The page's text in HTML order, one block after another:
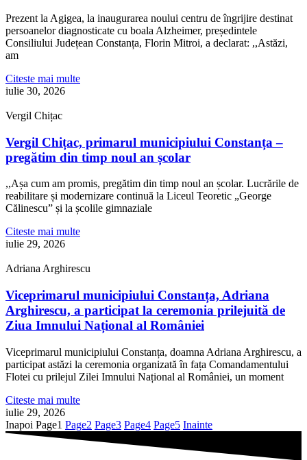
Prezent la Agigea, la inaugurarea noului centru de îngrijire destinat
persoanelor diagnosticate cu boala Alzheimer, președintele
Consiliului Județean Constanța, Florin Mitroi, a declarat: ,,Astăzi,
am
Citeste mai multe
iulie 30, 2026
Vergil Chițac
Vergil Chițac, primarul municipiului Constanța –
pregătim din timp noul an școlar
,,Așa cum am promis, pregătim din timp noul an școlar. Lucrările de
reabilitare și modernizare continuă la Liceul Teoretic „George
Călinescu” și la școlile gimnaziale
Citeste mai multe
iulie 29, 2026
Adriana Arghirescu
Viceprimarul municipiului Constanța, Adriana
Arghirescu, a participat la ceremonia prilejuită de
Ziua Imnului Național al României
Viceprimarul municipiului Constanța, doamna Adriana Arghirescu, a
participat astăzi la ceremonia organizată în fața Comandamentului
Flotei cu prilejul Zilei Imnului Național al României, un moment
Citeste mai multe
iulie 29, 2026
Inapoi Page1 Page2 Page3 Page4 Page5 Inainte